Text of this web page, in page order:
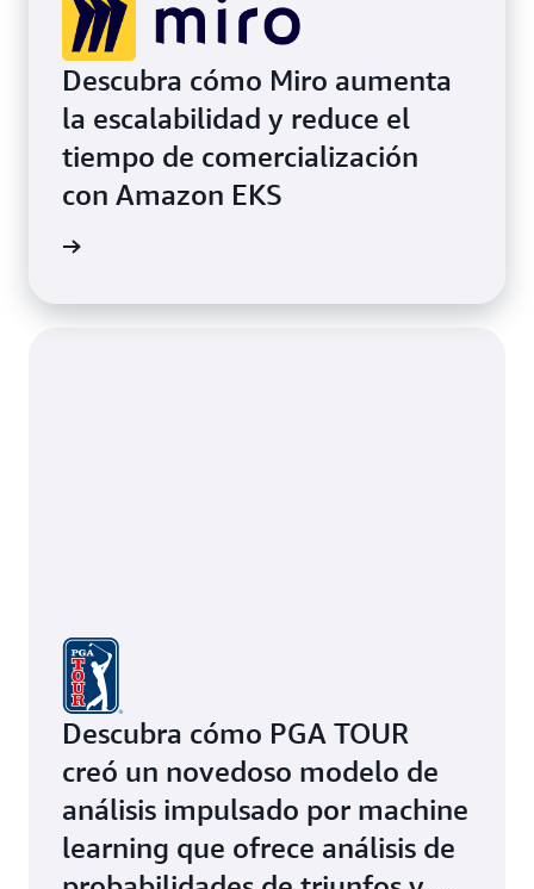
Descubra cómo Miro aumenta
la escalabilidad y reduce el
tiempo de comercialización
con Amazon EKS
Descubra cómo PGA TOUR
creó un novedoso modelo de
análisis impulsado por machine
learning que ofrece análisis de